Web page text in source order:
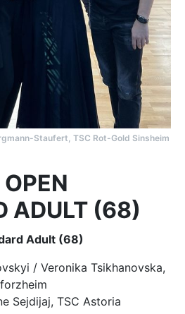
Staufert, TSC Rot-Gold Sinsheim
ADULT (68)
Adult (68)
/ Veronika Tsikhanovska,
Sejdijaj, TSC Astoria